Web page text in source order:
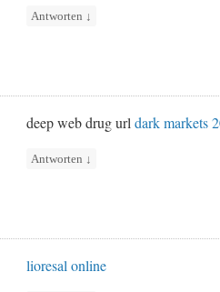
Antworten ↓
deep web drug urldark markets
Antworten ↓
lioresal online